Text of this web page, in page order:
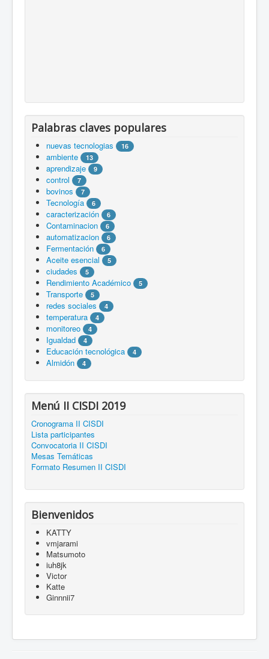
Palabras claves populares
nuevas tecnologias 16
ambiente 13
aprendizaje 9
control 7
bovinos 7
Tecnología 6
caracterización 6
Contaminacion 6
automatizacion 6
Fermentación 6
Aceite esencial 5
ciudades 5
Rendimiento Académico 5
Transporte 5
redes sociales 4
temperatura 4
monitoreo 4
Igualdad 4
Educación tecnológica 4
Almidón 4
Menú II CISDI 2019
Cronograma II CISDI
Lista participantes
Convocatoria II CISDI
Mesas Temáticas
Formato Resumen II CISDI
Bienvenidos
KATTY
vmjarami
Matsumoto
iuh8jk
Victor
Katte
Ginnnii7